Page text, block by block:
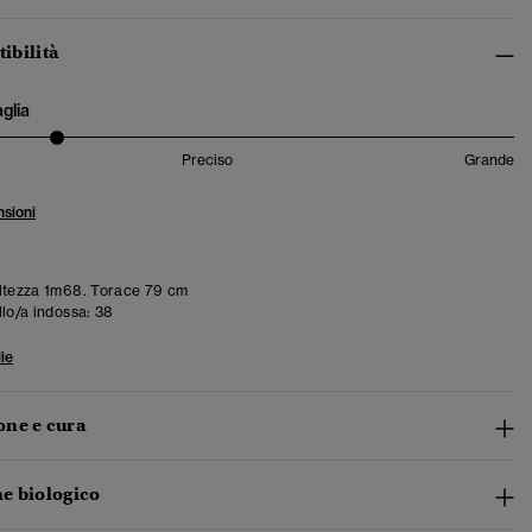
Preciso Grande
1m68. Torace 79 cm
a indossa: 38
e cura
biologico